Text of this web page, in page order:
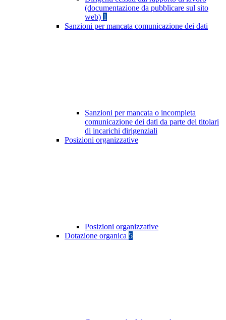
(documentazione da pubblicare sul sito
web) 1
Sanzioni per mancata comunicazione dei dati
Sanzioni per mancata o incompleta
comunicazione dei dati da parte dei titolari
di incarichi dirigenziali
Posizioni organizzative
Posizioni organizzative
Dotazione organica 5